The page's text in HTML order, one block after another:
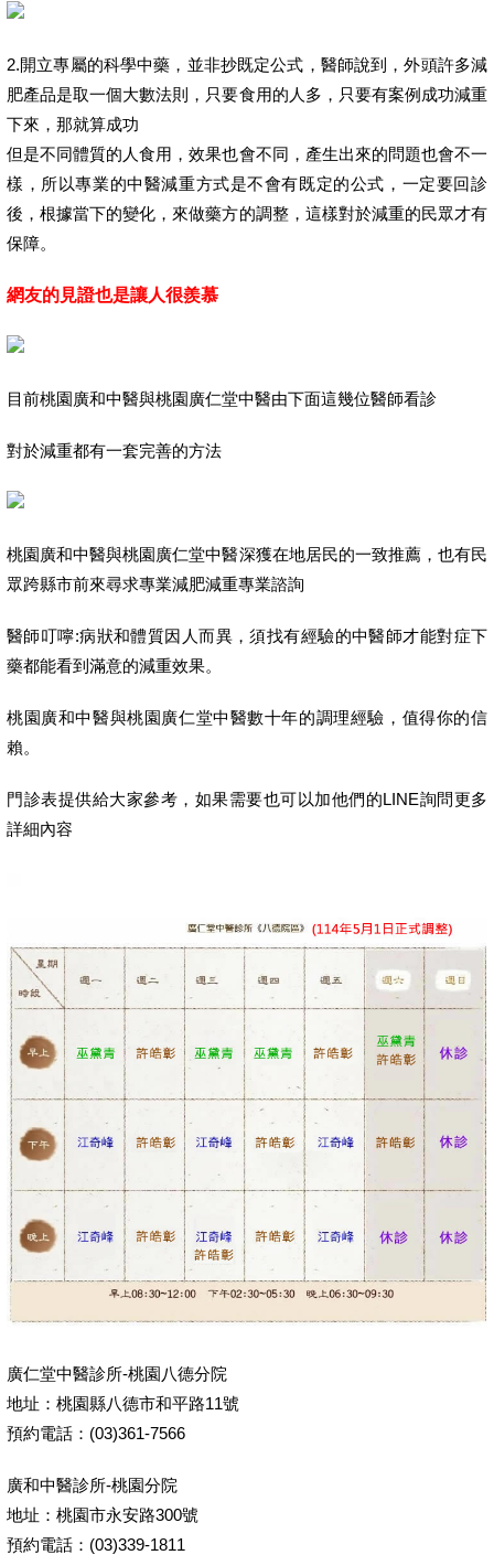
2.開立專屬的科學中藥，並非抄既定公式，醫師說到，外頭許多減
肥產品是取一個大數法則，只要食用的人多，只要有案例成功減重
下來，那就算成功
但是不同體質的人食用，效果也會不同，產生出來的問題也會不一
樣，所以專業的中醫減重方式是不會有既定的公式，一定要回診
後，根據當下的變化，來做藥方的調整，這樣對於減重的民眾才有
保障。
網友的見證也是讓人很羨慕
目前桃園廣和中醫與桃園廣仁堂中醫由下面這幾位醫師看診
對於減重都有一套完善的方法
桃園廣和中醫與桃園廣仁堂中醫深獲在地居民的一致推薦，也有民
眾跨縣市前來尋求專業減肥減重專業諮詢
醫師叮嚀:病狀和體質因人而異，須找有經驗的中醫師才能對症下
藥都能看到滿意的減重效果。
桃園廣和中醫與桃園廣仁堂中醫數十年的調理經驗，值得你的信
賴。
門診表提供給大家參考，如果需要也可以加他們的LINE詢問更多
詳細內容
廣仁堂中醫診所-桃園八德分院
地址：桃園縣八德市和平路11號
預約電話：(03)361-7566
廣和中醫診所-桃園分院
地址：桃園市永安路300號
預約電話：(03)339-1811